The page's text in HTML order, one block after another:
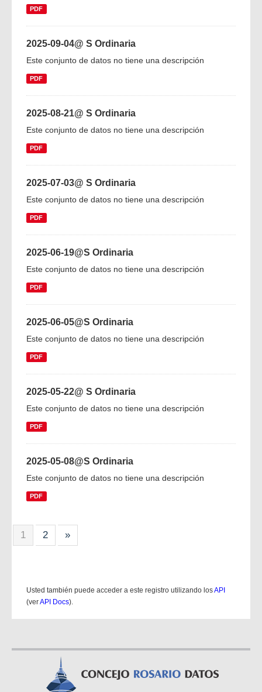
PDF
2025-09-04@ S Ordinaria
Este conjunto de datos no tiene una descripción
PDF
2025-08-21@ S Ordinaria
Este conjunto de datos no tiene una descripción
PDF
2025-07-03@ S Ordinaria
Este conjunto de datos no tiene una descripción
PDF
2025-06-19@S Ordinaria
Este conjunto de datos no tiene una descripción
PDF
2025-06-05@S Ordinaria
Este conjunto de datos no tiene una descripción
PDF
2025-05-22@ S Ordinaria
Este conjunto de datos no tiene una descripción
PDF
2025-05-08@S Ordinaria
Este conjunto de datos no tiene una descripción
PDF
1 2 »
Usted también puede acceder a este registro utilizando losAPI
(verAPI Docs).